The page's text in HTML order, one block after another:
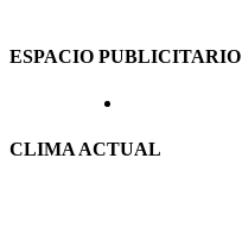
ESPACIO PUBLICITARIO
CLIMA ACTUAL